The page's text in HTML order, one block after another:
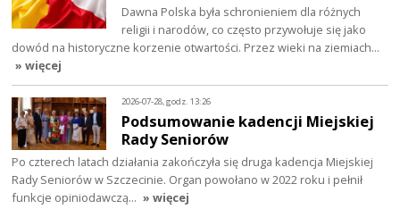
Dawna Polska była schronieniem dla różnych
religii i narodów, co często przywołuje się jako
dowód na historyczne korzenie otwartości. Przez wieki na ziemiach…
» więcej
2026-07-28, godz. 13:26
Podsumowanie kadencji Miejskiej
Rady Seniorów
Po czterech latach działania zakończyła się druga kadencja Miejskiej
Rady Seniorów w Szczecinie. Organ powołano w 2022 roku i pełnił
funkcje opiniodawczą… » więcej